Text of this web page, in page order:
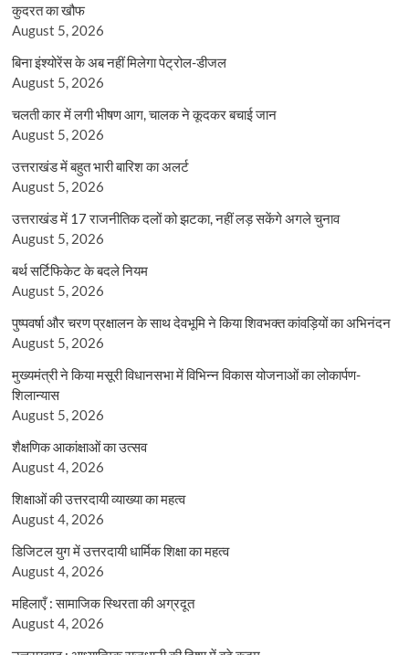
कुदरत का खौफ
August 5, 2026
बिना इंश्योरेंस के अब नहीं मिलेगा पेट्रोल-डीजल
August 5, 2026
चलती कार में लगी भीषण आग, चालक ने कूदकर बचाई जान
August 5, 2026
उत्तराखंड में बहुत भारी बारिश का अलर्ट
August 5, 2026
उत्तराखंड में 17 राजनीतिक दलों को झटका, नहीं लड़ सकेंगे अगले चुनाव
August 5, 2026
बर्थ सर्टिफिकेट के बदले नियम
August 5, 2026
पुष्पवर्षा और चरण प्रक्षालन के साथ देवभूमि ने किया शिवभक्त कांवड़ियों का अभिनंदन
August 5, 2026
मुख्यमंत्री ने किया मसूरी विधानसभा में विभिन्न विकास योजनाओं का लोकार्पण-
शिलान्यास
August 5, 2026
शैक्षणिक आकांक्षाओं का उत्सव
August 4, 2026
शिक्षाओं की उत्तरदायी व्याख्या का महत्व
August 4, 2026
डिजिटल युग में उत्तरदायी धार्मिक शिक्षा का महत्व
August 4, 2026
महिलाएँ : सामाजिक स्थिरता की अग्रदूत
August 4, 2026